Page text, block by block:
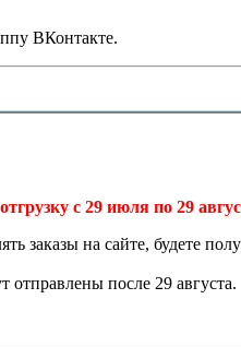
ВКонтакте.
с 29 июля по 29
заказы на сайте, будете
после 29 августа.